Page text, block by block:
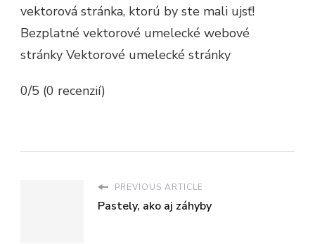
vektorová stránka, ktorú by ste mali ujsť!
Bezplatné vektorové umelecké webové
stránky Vektorové umelecké stránky
0/5 (0 recenzií)
PREVIOUS ARTICLE
Pastely, ako aj záhyby